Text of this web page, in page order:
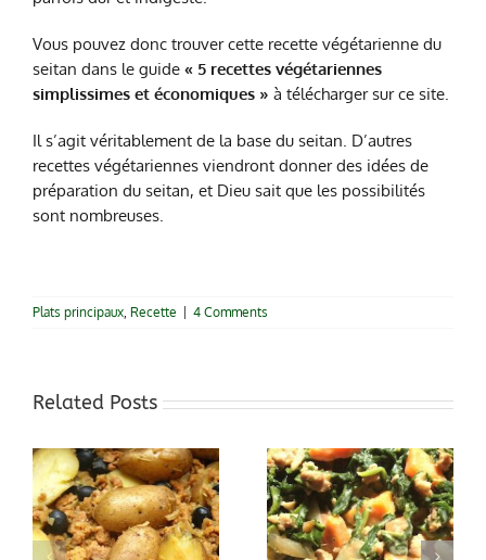
Vous pouvez donc trouver cette recette végétarienne du
seitan dans le guide « 5 recettes végétariennes
simplissimes et économiques » à télécharger sur ce site.
Il s’agit véritablement de la base du seitan. D’autres
recettes végétariennes viendront donner des idées de
préparation du seitan, et Dieu sait que les possibilités
sont nombreuses.
Plats principaux, Recette 4 Comments
Related Posts